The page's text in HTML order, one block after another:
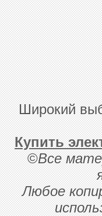
Широкий
Купить
©Все
Любое